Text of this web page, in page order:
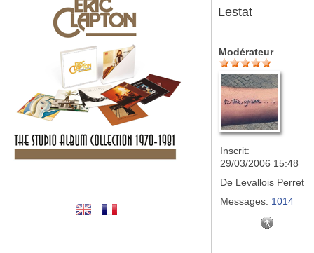
Lestat
Modérateur
Inscrit:
29/03/2006 15:48
De Levallois Perret
Messages: 1014